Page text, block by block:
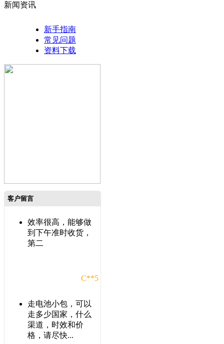
新闻资讯
新手指南
常见问题
资料下载
客户留言
效率很高，能够做
到下午准时收货，
第二
C**5
走电池小包，可以
走多少国家，什么
渠道，时效和价
格，请尽快...